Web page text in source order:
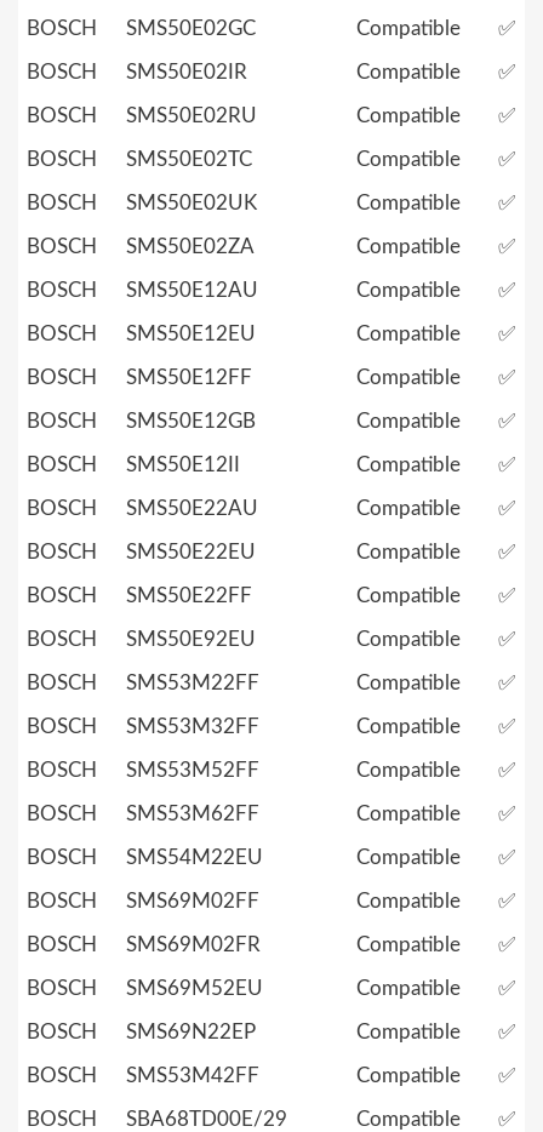
BOSCH SMS50E02GC Compatible ✅
BOSCH SMS50E02IR Compatible ✅
BOSCH SMS50E02RU Compatible ✅
BOSCH SMS50E02TC Compatible ✅
BOSCH SMS50E02UK Compatible ✅
BOSCH SMS50E02ZA Compatible ✅
BOSCH SMS50E12AU Compatible ✅
BOSCH SMS50E12EU Compatible ✅
BOSCH SMS50E12FF Compatible ✅
BOSCH SMS50E12GB Compatible ✅
BOSCH SMS50E12II Compatible ✅
BOSCH SMS50E22AU Compatible ✅
BOSCH SMS50E22EU Compatible ✅
BOSCH SMS50E22FF Compatible ✅
BOSCH SMS50E92EU Compatible ✅
BOSCH SMS53M22FF Compatible ✅
BOSCH SMS53M32FF Compatible ✅
BOSCH SMS53M52FF Compatible ✅
BOSCH SMS53M62FF Compatible ✅
BOSCH SMS54M22EU Compatible ✅
BOSCH SMS69M02FF Compatible ✅
BOSCH SMS69M02FR Compatible ✅
BOSCH SMS69M52EU Compatible ✅
BOSCH SMS69N22EP Compatible ✅
BOSCH SMS53M42FF Compatible ✅
BOSCH SBA68TD00E/29 Compatible ✅